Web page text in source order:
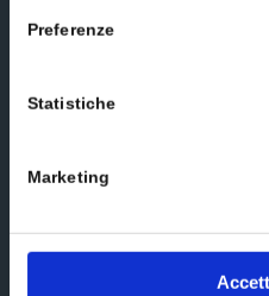
Preferenze
Statistiche
Marketing
Send us a message